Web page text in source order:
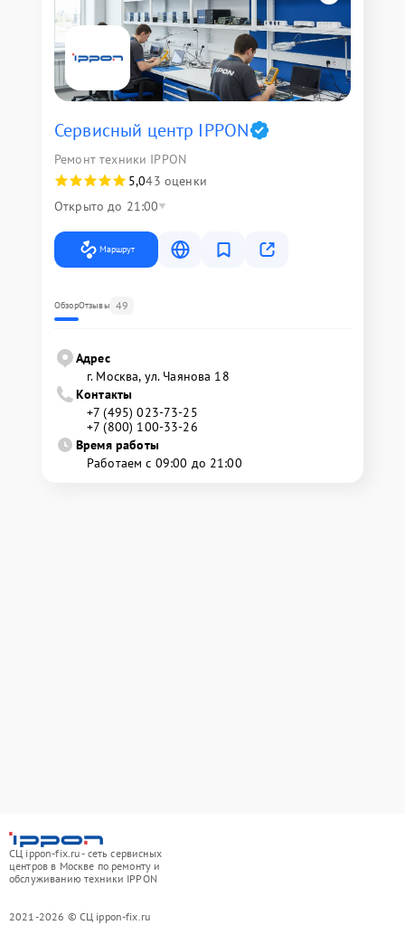
Сервисный центр IPPON
Ремонт техники IPPON
5,043 оценки
Открыто до 21:00
Маршрут
ОбзорОтзывы 49
Адрес
г. Москва, ул. Чаянова 18
Контакты
+7 (495) 023-73-25
+7 (800) 100-33-26
Время работы
Работаем с 09:00 до 21:00
СЦ ippon-fix.ru - сеть сервисных
центров в Москве по ремонту и
обслуживанию техники IPPON
2021-2026 © СЦ ippon-fix.ru